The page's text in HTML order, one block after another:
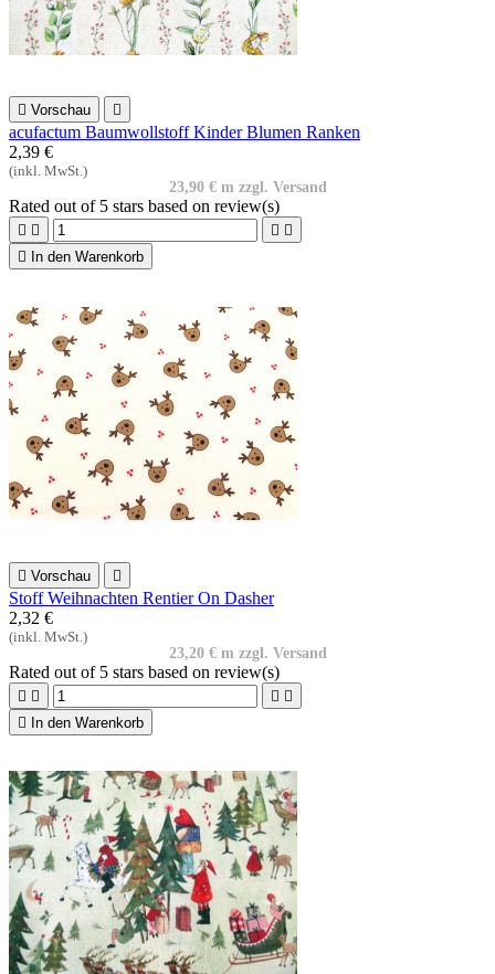
 Vorschau 
acufactum Baumwollstoff Kinder Blumen Ranken
2,39 €
(inkl. MwSt.)
23,90 € m zzgl. Versand
Rated out of 5 stars based on review(s)
   

In den Warenkorb
 Vorschau 
Stoff Weihnachten Rentier On Dasher
2,32 €
(inkl. MwSt.)
23,20 € m zzgl. Versand
Rated out of 5 stars based on review(s)
   

In den Warenkorb